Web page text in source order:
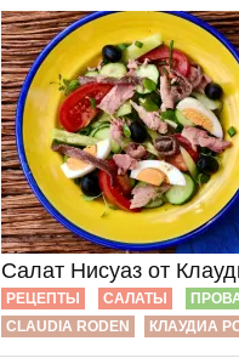
Салат Нисуаз от
РЕЦЕПТЫ САЛАТЫ
CLAUDIA RODEN
КЛАУДИА